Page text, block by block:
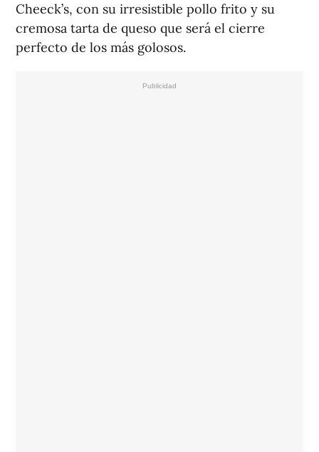
Cheeck’s, con su irresistible pollo frito y su
cremosa tarta de queso que será el cierre
perfecto de los más golosos.